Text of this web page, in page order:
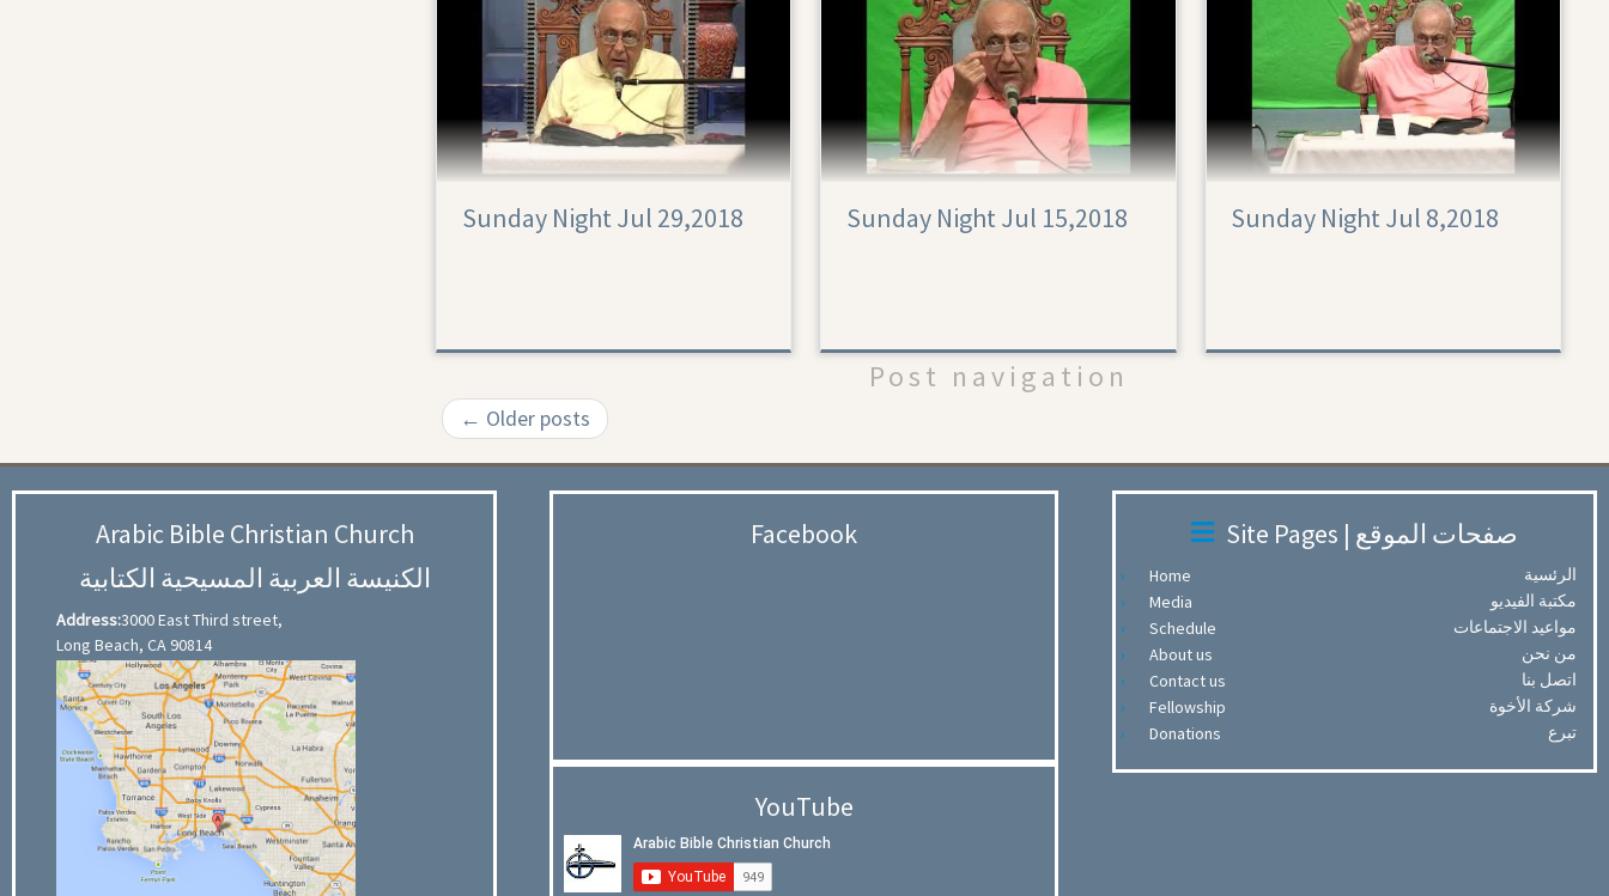
Sunday Night Jul 29,2018 Sunday Night Jul 15,2018 Sunday Night Jul 8,2018
Post navigation
← Older posts
Arabic Bible Christian Church
الكنيسة العربية المسيحية الكتابية
Address:3000 East Third street,
Long Beach, CA 90814
Facebook
YouTube
Site Pages | صفحات الموقع
Home
الرئسية
Media
مكتبة الفيديو
Schedule
مواعيد الاجتماعات
About us
من نحن
Contact us
اتصل بنا
Fellowship
شركة الأخوة
Donations
تبرع